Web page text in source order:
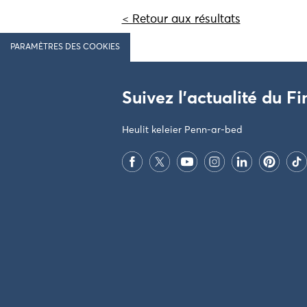
< Retour aux résultats
PARAMÈTRES DES COOKIES
Suivez l'actualité du
Heulit keleier Penn-ar-bed